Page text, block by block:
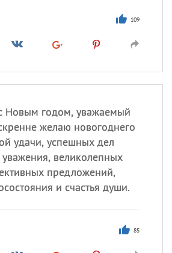
109
Новым годом, уважаемый
желаю новогоднего
удачи, успешных дел
великолепных
предложений,
и счастья души.
85